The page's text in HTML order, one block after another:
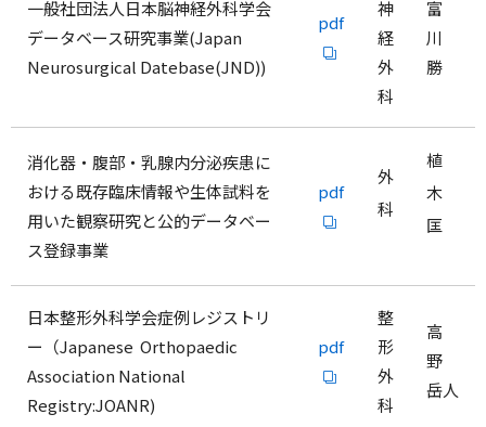
一般社団法人日本脳神経外科学会
データベース研究事業(Japan
Neurosurgical Datebase(JND))
pdf
神
経
外
科
富
川
勝
消化器・腹部・乳腺内分泌疾患に
おける既存臨床情報や生体試料を
用いた観察研究と公的データベー
ス登録事業
pdf
外
科
植
木
匡
日本整形外科学会症例レジストリ
ー（Japanese Orthopaedic
Association National
Registry:JOANR)
pdf
整
形
外
科
高
野
岳人